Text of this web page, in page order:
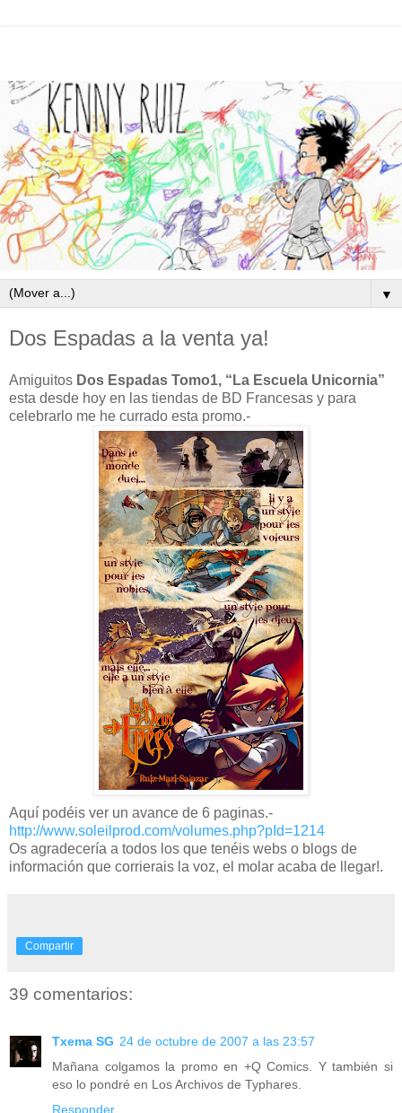
▼
Dos Espadas a la venta ya!
Amiguitos Dos Espadas Tomo1, “La Escuela Unicornia”
esta desde hoy en las tiendas de BD Francesas y para
celebrarlo me he currado esta promo.-
Aquí podéis ver un avance de 6 paginas.-
http://www.soleilprod.com/volumes.php?pId=1214
Os agradecería a todos los que tenéis webs o blogs de
información que corrierais la voz, el molar acaba de llegar!.
Compartir
39 comentarios:
Txema SG 24 de octubre de 2007 a las 23:57
Mañana colgamos la promo en +Q Comics. Y también si
eso lo pondré en Los Archivos de Typhares.
Responder